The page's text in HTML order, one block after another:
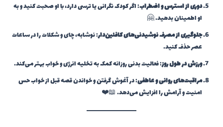
دوری از استرس و اضطراب: اگر کودک نگرانی یا ترسی دارد، با او صحبت کنید و به
او اطمینان بدهید. 🤗
جلوگیری از مصرف نوشیدنی‌های کافئین‌دار: نوشابه، چای و شکلات را در ساعات
عصر حذف کنید.
ورزش در طول روز: فعالیت بدنی روزانه کمک به تخلیه انرژی و خواب بهتر می‌کند.
مراقبت‌های روانی و عاطفی: در آغوش گرفتن و خواندن قصه قبل از خواب حس
امنیت و آرامش را افزایش می‌دهد. 📖❤️